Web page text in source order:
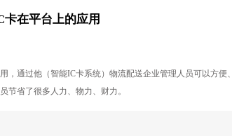
卡在平台上的应用
通过他（智能IC卡系统）物流配送企业管理人员可以方便
节省了很多人力、物力、财力。